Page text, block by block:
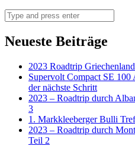
Search
Neueste Beiträge
2023 Roadtrip
Supervolt Compact SE
der nächste Schritt
2023 – Roadtrip durch
3
1. Markkleeberger Bulli
2023 – Roadtrip durch
Teil 2